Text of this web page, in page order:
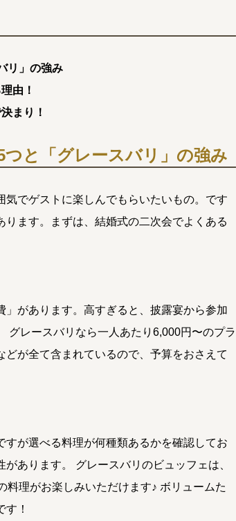
リ」の強み
由！
まり！
と「グレースバリ」の強み
でゲストに楽しんでもらいたいもの。です
ます。まずは、結婚式の二次会でよくある
があります。高すぎると、披露宴から参加
グレースバリなら一人あたり6,000円〜のプラ
が全て含まれているので、予算をおさえて
が選べる料理が何種類あるかを確認してお
あります。 グレースバリのビュッフェは、
理がお楽しみいただけます♪ ボリュームた
！